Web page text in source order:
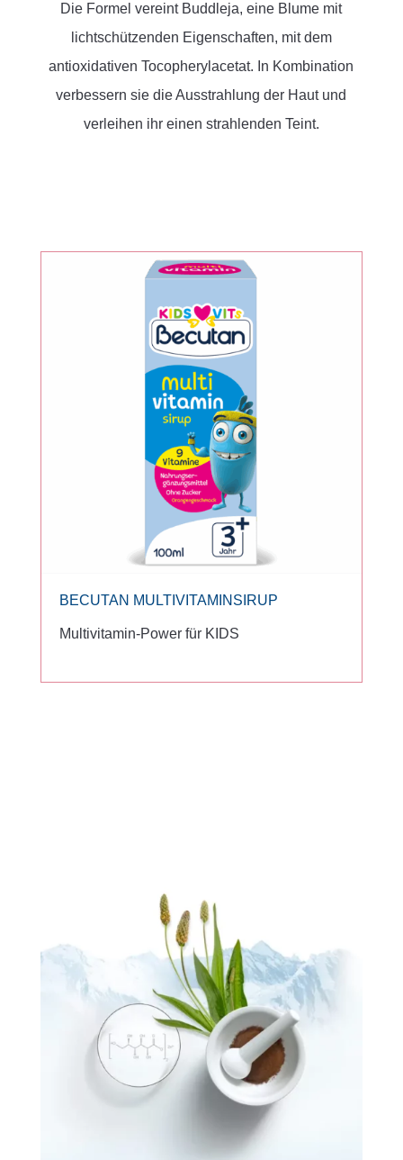
Die Formel vereint Buddleja, eine Blume mit
lichtschützenden Eigenschaften, mit dem
antioxidativen Tocopherylacetat. In Kombination
verbessern sie die Ausstrahlung der Haut und
verleihen ihr einen strahlenden Teint.
BECUTAN MULTIVITAMINSIRUP
Multivitamin-Power für KIDS